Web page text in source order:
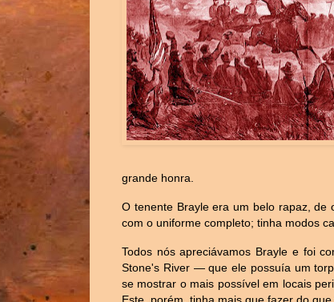
grande honra.
O tenente Brayle era um belo rapaz, de
com o uniforme completo; tinha modos
Todos nós apreciávamos Brayle e foi
Stone's River — que ele possuía um
se mostrar o mais possível em locais
Este, porém, tinha mais que fazer do